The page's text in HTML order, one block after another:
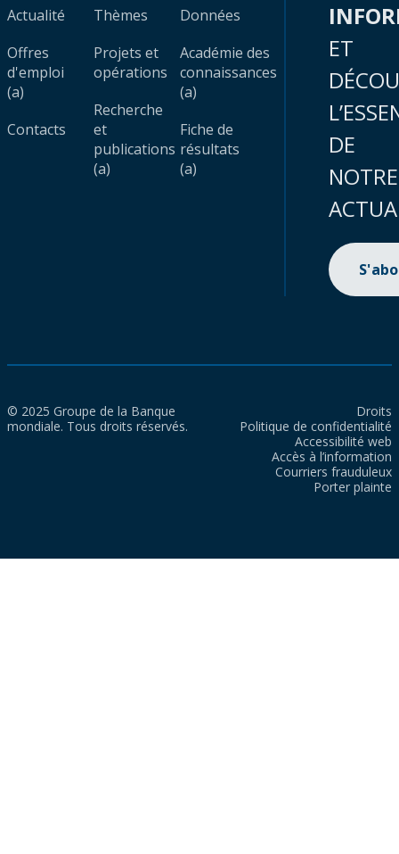
Actualité
Offres
d'emploi
(a)
Contacts
Thèmes
Projets et
opérations
Recherche
et
publications
(a)
Données
Académie des
connaissances
(a)
Fiche de
résultats
(a)
ET
DE
NOTRE
© 2025 Groupe de la Banque
mondiale. Tous droits réservés.
Droits
Politique de confidentialité
Accessibilité web
Accès à l’information
Courriers frauduleux
Porter plainte